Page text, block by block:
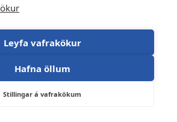
Leyfa vafrakökur
Hafna öllum
Stillingar á vafrakökum
Samtímasaga
Samtímasaga
Menningarsaga
Menningarsaga